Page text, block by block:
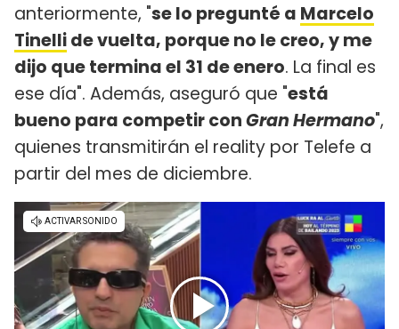
anteriormente, "se lo pregunté a Marcelo
Tinellide vuelta, porque no le creo, y me
dijo que termina el 31 de enero. La final es
ese día". Además, aseguró que "está
bueno para competir conGran Hermano",
quienes transmitirán el reality por Telefe a
partir del mes de diciembre.